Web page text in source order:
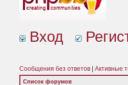
Вход
Сообщения без ответов Активные
Список форумов